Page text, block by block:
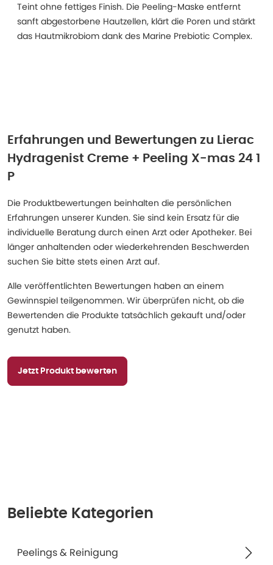
Teint ohne fettiges Finish. Die Peeling-Maske entfernt
sanft abgestorbene Hautzellen, klärt die Poren und stärkt
das Hautmikrobiom dank des Marine Prebiotic Complex.
Erfahrungen und Bewertungen zu Lierac
Hydragenist Creme + Peeling X-mas 24 1
P
Die Produktbewertungen beinhalten die persönlichen
Erfahrungen unserer Kunden. Sie sind kein Ersatz für die
individuelle Beratung durch einen Arzt oder Apotheker. Bei
länger anhaltenden oder wiederkehrenden Beschwerden
suchen Sie bitte stets einen Arzt auf.
Alle veröffentlichten Bewertungen haben an einem
Gewinnspiel teilgenommen. Wir überprüfen nicht, ob die
Bewertenden die Produkte tatsächlich gekauft und/oder
genutzt haben.
Jetzt Produkt bewerten
Beliebte Kategorien
Peelings & Reinigung